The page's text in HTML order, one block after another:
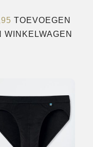
TOEVOEGEN
WINKELWAGEN